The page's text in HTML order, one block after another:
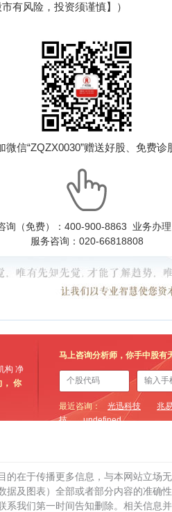
有风险，投资须谨慎】）
微信“ZQZX0030”赠送好股、免费诊
询（免费）：400-900-8863 业务办
服务咨询：020-66818808
构 净
， 你
马上咨询分析师，你手中股有
最近咨询： 光迅科技
兆
技
undefined
的在于传播更多信息，与本网站立场
据及图表）全部或者部分内容的准确
系我们第一时间告知删除。相关信息